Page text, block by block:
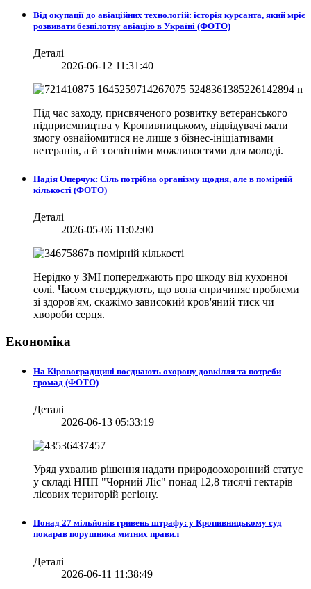
Від окупації до авіаційних технологій: історія курсанта, який мріє
розвивати безпілотну авіацію в Україні (ФОТО)
Деталі
2026-06-12 11:31:40
Під час заходу, присвяченого розвитку ветеранського
підприємництва у Кропивницькому, відвідувачі мали
змогу ознайомитися не лише з бізнес-ініціативами
ветеранів, а й з освітніми можливостями для молоді.
Надія Оперчук: Сіль потрібна організму щодня, але в помірній
кількості (ФОТО)
Деталі
2026-05-06 11:02:00
Нерідко у ЗМІ попереджають про шкоду від кухонної
солі. Часом стверджують, що вона спричиняє проблеми
зі здоров'ям, скажімо зависокий кров'яний тиск чи
хвороби серця.
Економіка
На Кіровоградщині поєднають охорону довкілля та потреби
громад (ФОТО)
Деталі
2026-06-13 05:33:19
Уряд ухвалив рішення надати природоохоронний статус
у складі НПП "Чорний Ліс" понад 12,8 тисячі гектарів
лісових територій регіону.
Понад 27 мільйонів гривень штрафу: у Кропивницькому суд
покарав порушника митних правил
Деталі
2026-06-11 11:38:49